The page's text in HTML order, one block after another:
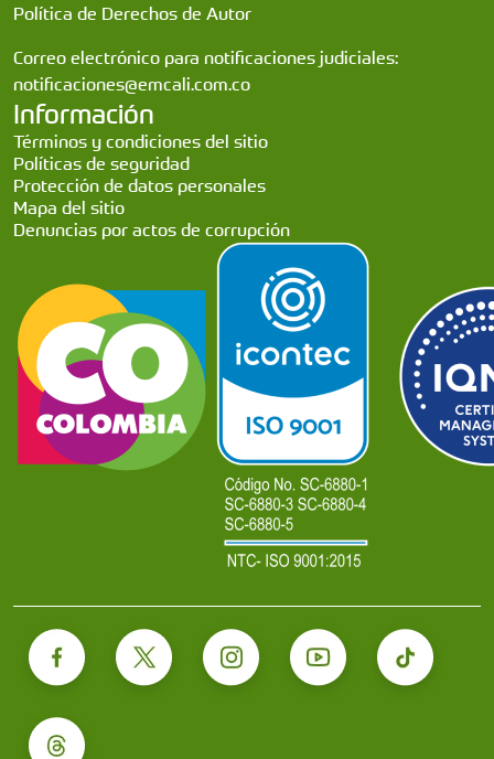
Política de Derechos de Autor
Correo electrónico para notificaciones judiciales:
notificaciones@emcali.com.co
Información
Términos y condiciones del sitio
Políticas de seguridad
Protección de datos personales
Mapa del sitio
Denuncias por actos de corrupción